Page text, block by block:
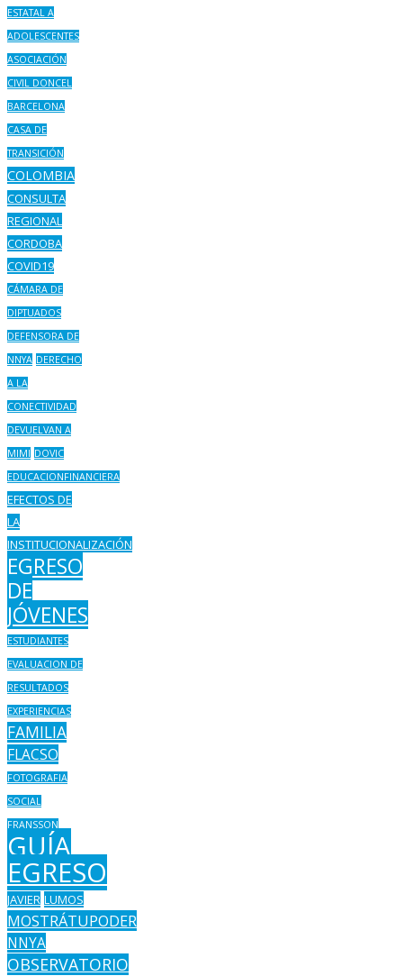
ESTATAL A
ADOLESCENTES
ASOCIACIÓN
CIVIL DONCEL
BARCELONA
CASA DE
TRANSICIÓN
COLOMBIA
CONSULTA
REGIONAL
CORDOBA
COVID19
CÁMARA DE
DIPTUADOS
DEFENSORA DE
NNYA DERECHO
A LA
CONECTIVIDAD
DEVUELVAN A
MIMI DOVIC
EDUCACIONFINANCIERA
EFECTOS DE
LA
INSTITUCIONALIZACIÓN
EGRESO
DE
JÓVENES
ESTUDIANTES
EVALUACION DE
RESULTADOS
EXPERIENCIAS
FAMILIA
FLACSO
FOTOGRAFIA
SOCIAL
FRANSSON
GUÍA
EGRESO
JAVIER LUMOS
MOSTRÁTUPODER
NNYA
OBSERVATORIO